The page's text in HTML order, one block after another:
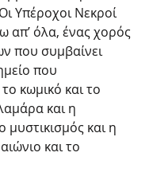
Υπέροχοι Νεκροί
απ’ όλα, ένας χορός
που συμβαίνει
που
κωμικό και το
και η
και η
και το